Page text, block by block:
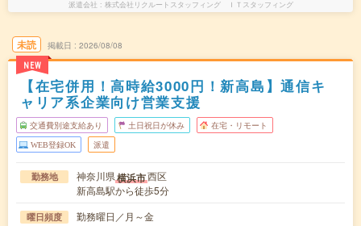
派遣会社 株式会社リクルートスタッフィング ＩＴスタッフィング
未読
NEW
掲載日 2026/08/08
【在宅併用！高時給3000円！新高島】通信キ
ャリア系企業向け営業支援
交通費別途支給あり 土日祝日が休み 在宅・リモート
WEB登録OK 派遣
勤務地 神奈川県横浜市西区
新高島駅から徒歩5分
曜日頻度 勤務曜日／月～金